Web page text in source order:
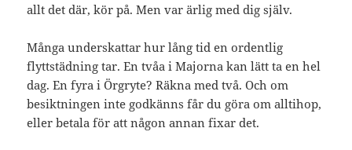
allt det där, kör på. Men var ärlig med dig själv.
Många underskattar hur lång tid en ordentlig
flyttstädning tar. En tvåa i Majorna kan lätt ta en hel
dag. En fyra i Örgryte? Räkna med två. Och om
besiktningen inte godkänns får du göra om alltihop,
eller betala för att någon annan fixar det.